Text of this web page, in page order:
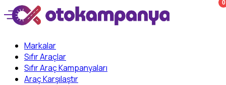
Markalar
Sıfır Araçlar
Sıfır Araç Kampanyaları
Araç Karşılaştır
0